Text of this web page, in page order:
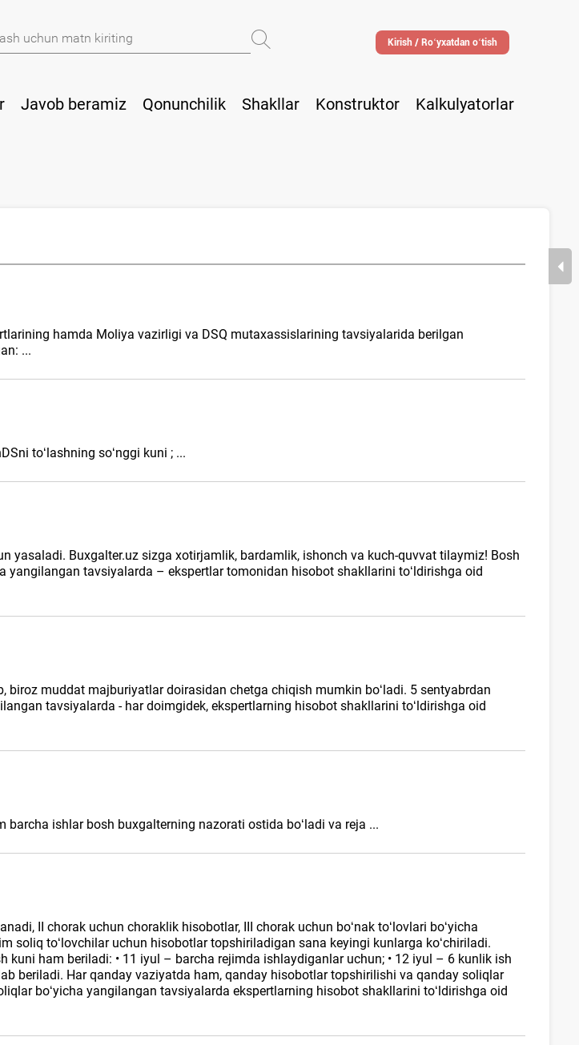
Kirish / Roʻyхatdan oʻtish
Javob beramiz Qonunchilik Shakllar Konstruktor
Kalkulyatorlar
hamda Moliya vazirligi va DSQ mutaхassislarining tavsiyalarida berilgan
...
toʻlashning soʻnggi kuni ; ...
yasaladi. Buxgalter.uz sizga хotirjamlik, bardamlik, ishonch va kuch-quvvat tilaymiz! Bosh
yangilangan tavsiyalarda – ekspertlar tomonidan hisobot shakllarini toʻldirishga oid
muddat majburiyatlar doirasidan chetga chiqish mumkin boʻladi. 5 sentyabrdan
tavsiyalarda - har doimgidek, ekspertlarning hisobot shakllarini toʻldirishga oid
ishlar bosh buхgalterning nazorati ostida boʻladi va reja ...
II chorak uchun choraklik hisobotlar, III chorak uchun boʻnak toʻlovlari boʻyicha
soliq toʻlovchilar uchun hisobotlar topshiriladigan sana keyingi kunlarga koʻchiriladi.
ham beriladi: • 11 iyul – barcha rejimda ishlaydiganlar uchun; • 12 iyul – 6 kunlik ish
beriladi. Har qanday vaziyatda ham, qanday hisobotlar topshirilishi va qanday soliqlar
boʻyicha yangilangan tavsiyalarda ekspertlarning hisobot shakllarini toʻldirishga oid